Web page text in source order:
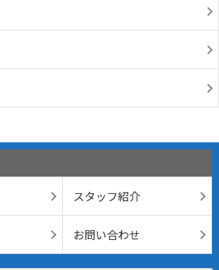
スタッフ紹介
お問い合わせ